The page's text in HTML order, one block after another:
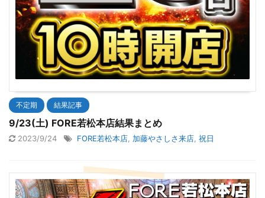
不定期 結果記事
9/23(土) FORE若松本店結果まとめ
2023/9/24 FORE若松本店, 加藤やさしさ来店, 祝日